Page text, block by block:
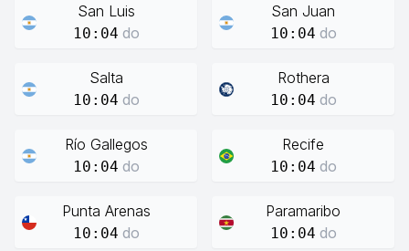
San Luis
10:04 do
San Juan
10:04 do
Salta
10:04 do
Rothera
10:04 do
Río Gallegos
10:04 do
Recife
10:04 do
Punta Arenas
10:04 do
Paramaribo
10:04 do